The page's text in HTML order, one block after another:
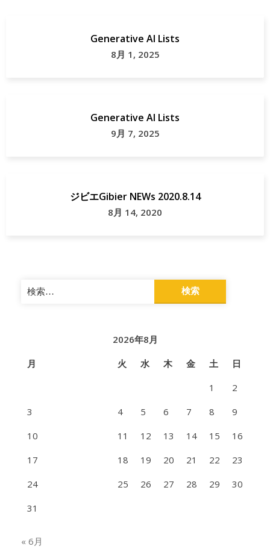
Generative AI Lists
8月 1, 2025
Generative AI Lists
9月 7, 2025
ジビエGibier NEWs 2020.8.14
8月 14, 2020
検
索:
2026年8月
月
火 水 木 金 土
日
1
2
3
4 5 6 7 8
9
10
11 12 13 14 15
16
17
18 19 20 21 22
23
24
25 26 27 28 29
30
31
« 6月